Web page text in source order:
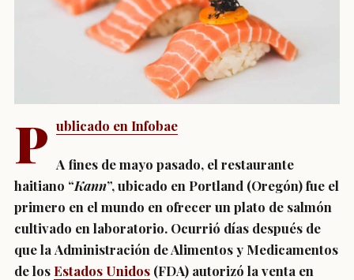
P ublicado en Infobae
A fines de mayo pasado, el restaurante
haitiano “Kann”, ubicado en Portland (Oregón) fue el
primero en el mundo en ofrecer un plato de salmón
cultivado en laboratorio. Ocurrió días después de
que la Administración de Alimentos y Medicamentos
de losEstados Unidos (FDA) autorizó la venta en